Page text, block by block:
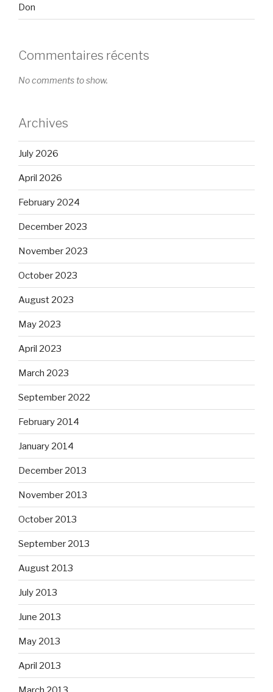
Don
Commentaires récents
No comments to show.
Archives
July 2026
April 2026
February 2024
December 2023
November 2023
October 2023
August 2023
May 2023
April 2023
March 2023
September 2022
February 2014
January 2014
December 2013
November 2013
October 2013
September 2013
August 2013
July 2013
June 2013
May 2013
April 2013